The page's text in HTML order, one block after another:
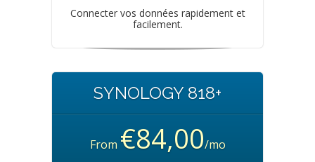
Connecter vos données rapidement et
facilement.
SYNOLOGY 818+
From €84,00/mo